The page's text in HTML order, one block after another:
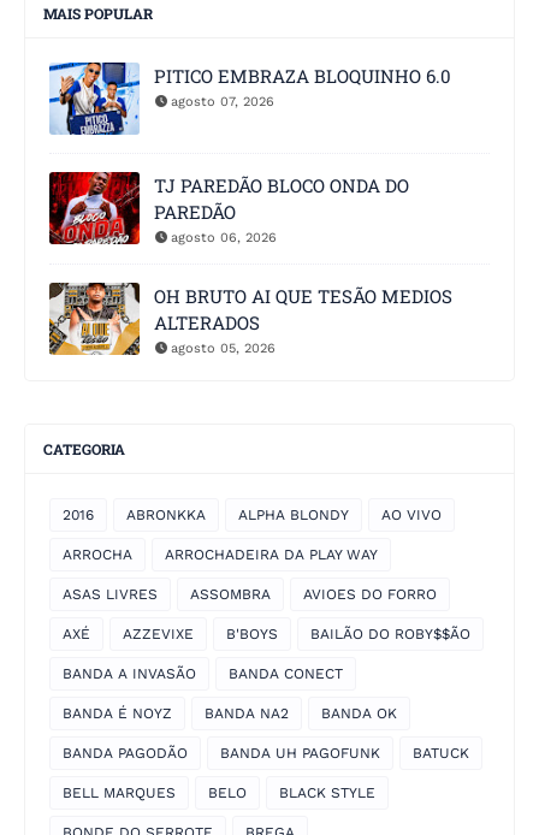
MAIS POPULAR
PITICO EMBRAZA BLOQUINHO 6.0
agosto 07, 2026
TJ PAREDÃO BLOCO ONDA DO
PAREDÃO
agosto 06, 2026
OH BRUTO AI QUE TESÃO MEDIOS
ALTERADOS
agosto 05, 2026
CATEGORIA
2016 ABRONKKA ALPHA BLONDY AO VIVO
ARROCHA ARROCHADEIRA DA PLAY WAY
ASAS LIVRES ASSOMBRA AVIOES DO FORRO
AXÉ AZZEVIXE B'BOYS BAILÃO DO ROBY$$ÃO
BANDA A INVASÃO BANDA CONECT
BANDA É NOYZ BANDA NA2 BANDA OK
BANDA PAGODÃO BANDA UH PAGOFUNK BATUCK
BELL MARQUES BELO BLACK STYLE